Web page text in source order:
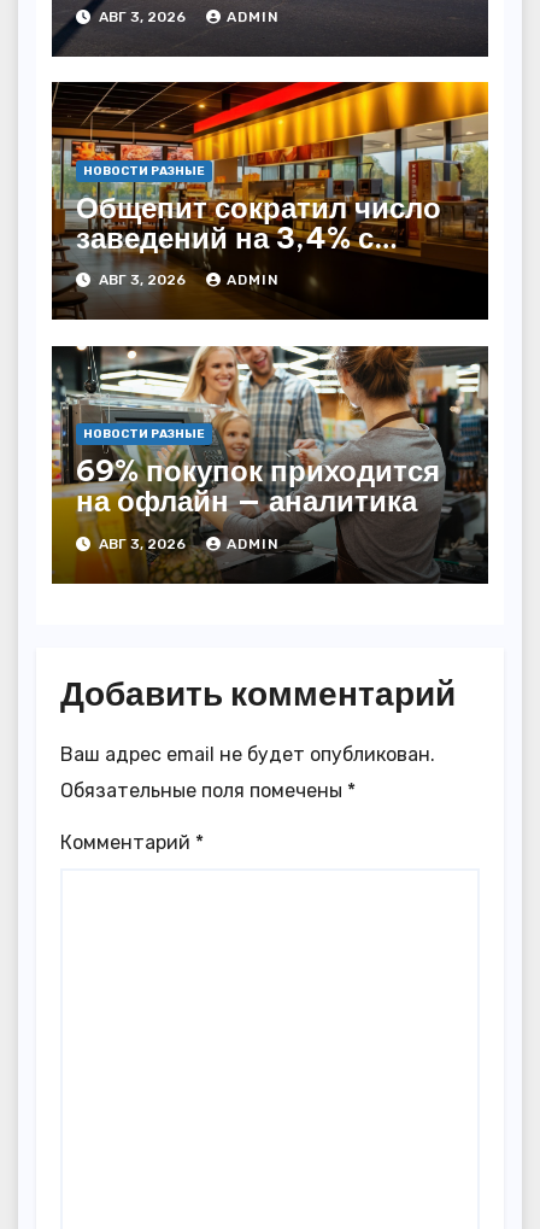
АВГ 3, 2026 ADMIN
НОВОСТИ РАЗНЫЕ
Общепит сократил число
заведений на 3,4% с
начала года — INFOLine
АВГ 3, 2026 ADMIN
НОВОСТИ РАЗНЫЕ
69% покупок приходится
на офлайн — аналитика
АВГ 3, 2026 ADMIN
Добавить комментарий
Ваш адрес email не будет опубликован.
Обязательные поля помечены *
Комментарий *